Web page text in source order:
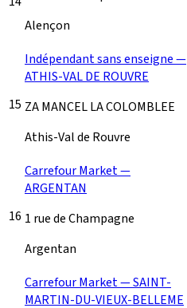
Alençon
15
Indépendant sans enseigne —
ATHIS-VAL DE ROUVRE
ZA MANCEL LA COLOMBLEE
Athis-Val de Rouvre
16
Carrefour Market —
ARGENTAN
1 rue de Champagne
Argentan
Carrefour Market — SAINT-
MARTIN-DU-VIEUX-BELLEME